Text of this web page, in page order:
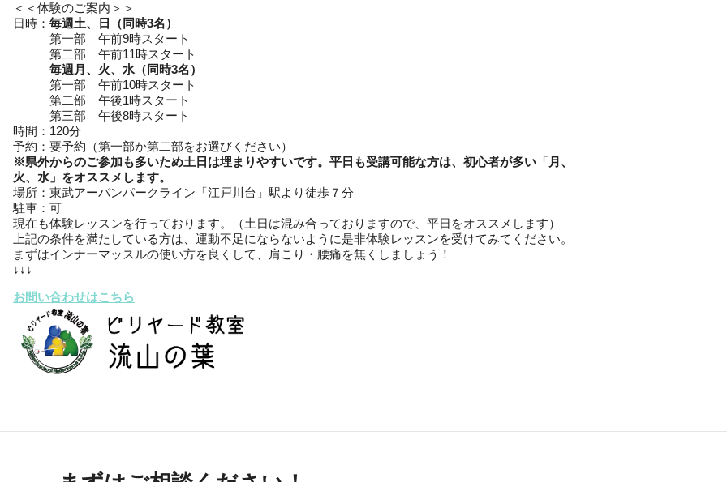
＜＜体験のご案内＞＞
日時： 毎週土、日（同時3名）
第一部 午前9時スタート
第二部 午前11時スタート
毎週月、火、水 （同時3名）
第一部 午前10時スタート
第二部 午後1時スタート
第三部 午後8時スタート
時間：120分
予約：要予約（第一部か第二部をお選びください）
※県外からのご参加も多いため土日は埋まりやすいです。平日も受講可能な方は、初心者が多い「月、
火、水」をオススメします。
場所：東武アーバンパークライン「江戸川台」駅より徒歩７分
駐車：可
現在も体験レッスンを行っております。（土日は混み合っておりますので、平日をオススメします）
上記の条件を満たしている方は、運動不足にならないように是非体験レッスンを受けてみてください。
まずはインナーマッスルの使い方を良くして、肩こり・腰痛を無くしましょう！
↓↓↓
お問い合わせはこちら